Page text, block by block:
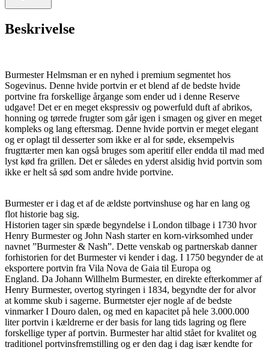
Beskrivelse
Burmester Helmsman er en nyhed i premium segmentet hos
Sogevinus. Denne hvide portvin er et blend af de bedste hvide
portvine fra forskellige årgange som ender ud i denne Reserve
udgave! Det er en meget ekspressiv og powerfuld duft af abrikos,
honning og tørrede frugter som går igen i smagen og giver en meget
kompleks og lang eftersmag. Denne hvide portvin er meget elegant
og er oplagt til desserter som ikke er al for søde, eksempelvis
frugttærter men kan også bruges som aperitif eller endda til mad med
lyst kød fra grillen. Det er således en yderst alsidig hvid portvin som
ikke er helt så sød som andre hvide portvine.
Burmester er i dag et af de ældste portvinshuse og har en lang og
flot historie bag sig.
Historien tager sin spæde begyndelse i London tilbage i 1730 hvor
Henry Burmester og John Nash starter en korn-virksomhed under
navnet ”Burmester & Nash”. Dette venskab og partnerskab danner
forhistorien for det Burmester vi kender i dag. I 1750 begynder de at
eksportere portvin fra Vila Nova de Gaia til Europa og
England. Da Johann Willhelm Burmester, en direkte efterkommer af
Henry Burmester, overtog styringen i 1834, begyndte der for alvor
at komme skub i sagerne. Burmetster ejer nogle af de bedste
vinmarker I Douro dalen, og med en kapacitet på hele 3.000.000
liter portvin i kældrerne er der basis for lang tids lagring og flere
forskellige typer af portvin. Burmester har altid stået for kvalitet og
traditionel portvinsfremstilling og er den dag i dag især kendte for